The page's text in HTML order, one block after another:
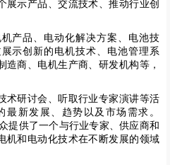
展示产品、交流技术、推动行业创
产品、电动化解决方案、电池技
示创新的电机技术、电池管理系
商、电机生产商、研发机构等，
术研讨会、听取行业专家演讲等活
新发展、趋势以及市场需求。
提供了一个与行业专家、供应商和
机和电动化技术在不断发展的领域